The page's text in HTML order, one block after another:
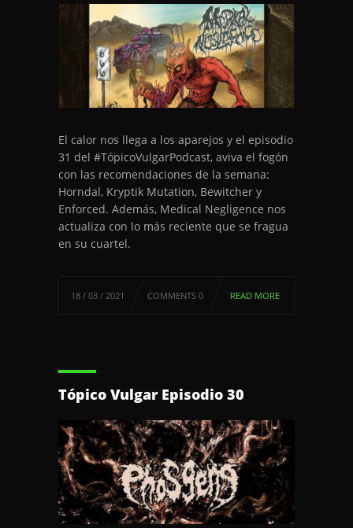
El calor nos llega a los aparejos y el episodio
31 del #TópicoVulgarPodcast, aviva el fogón
con las recomendaciones de la semana:
Horndal, Kryptik Mutation, Bewitcher y
Enforced. Además, Medical Negligence nos
actualiza con lo más reciente que se fragua
en su cuartel.
18 / 03 / 2021 COMMENTS 0 READ MORE
Tópico Vulgar Episodio 30